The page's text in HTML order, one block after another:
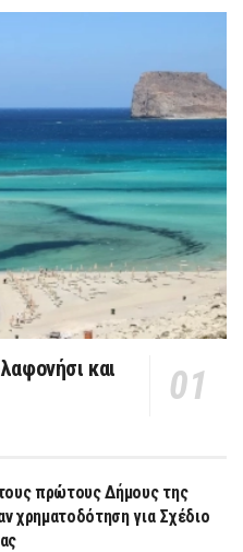
και
πρώτους Δήμους της
χρηματοδότηση για Σχέδιο